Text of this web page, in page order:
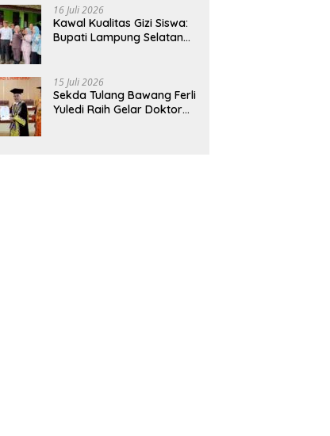
Terintegrasi Pertama di
Lampung
16 Juli 2026
Kawal Kualitas Gizi Siswa:
Bupati Lampung Selatan
Bergizi Gratis di Natar
15 Juli 2026
Sekda Tulang Bawang Ferli
Yuledi Raih Gelar Doktor